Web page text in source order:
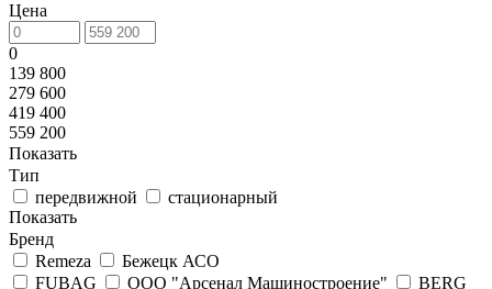
Цена
0
139 800
279 600
419 400
559 200
Показать
Тип
передвижной
стационарный
Показать
Бренд
Remeza
Бежецк АСО
FUBAG
ООО "Арсенал Машиностроение"
BERG